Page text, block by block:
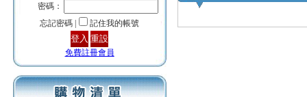
密碼：
忘記密碼 |
記住我的帳號
免費註冊會員